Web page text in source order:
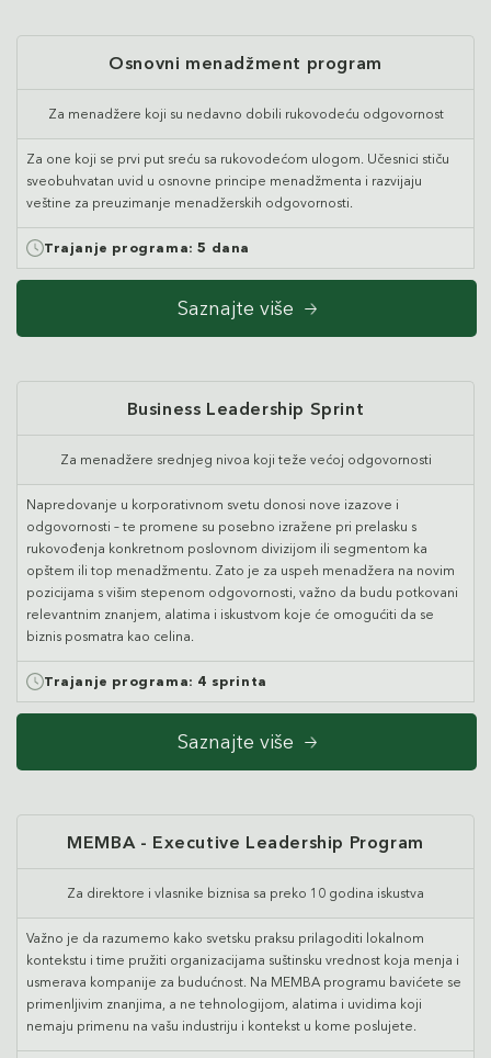
Osnovni menadžment program
Za menadžere koji su nedavno dobili rukovodeću odgovornost
Za one koji se prvi put sreću sa rukovodećom ulogom. Učesnici stiču
sveobuhvatan uvid u osnovne principe menadžmenta i razvijaju
veštine za preuzimanje menadžerskih odgovornosti.
Trajanje programa: 5 dana
Saznajte više
Business Leadership Sprint
Za menadžere srednjeg nivoa koji teže većoj odgovornosti
Napredovanje u korporativnom svetu donosi nove izazove i
odgovornosti – te promene su posebno izražene pri prelasku s
rukovođenja konkretnom poslovnom divizijom ili segmentom ka
opštem ili top menadžmentu. Zato je za uspeh menadžera na novim
pozicijama s višim stepenom odgovornosti, važno da budu potkovani
relevantnim znanjem, alatima i iskustvom koje će omogućiti da se
biznis posmatra kao celina.
Trajanje programa: 4 sprinta
Saznajte više
MEMBA - Executive Leadership Program
Za direktore i vlasnike biznisa sa preko 10 godina iskustva
Važno je da razumemo kako svetsku praksu prilagoditi lokalnom
kontekstu i time pružiti organizacijama suštinsku vrednost koja menja i
usmerava kompanije za budućnost. Na MEMBA programu bavićete se
primenljivim znanjima, a ne tehnologijom, alatima i uvidima koji
nemaju primenu na vašu industriju i kontekst u kome poslujete.